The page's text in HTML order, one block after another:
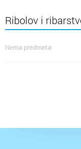
Ribolov i
Nema predmeta